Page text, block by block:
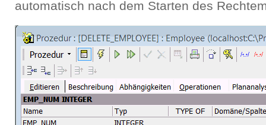
automatisch nach dem Starten des